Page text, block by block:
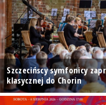
Szczecińscy symfonicy
klasycznej do Chorin